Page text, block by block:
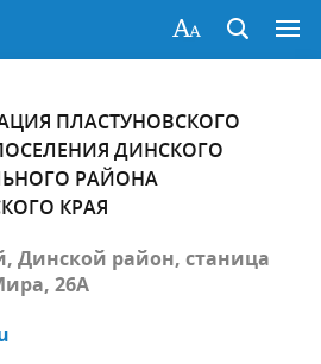
ПЛАСТУНОВСКОГО
ДИНСКОГО
РАЙОНА
КРАЯ
Динской район, станица
26А